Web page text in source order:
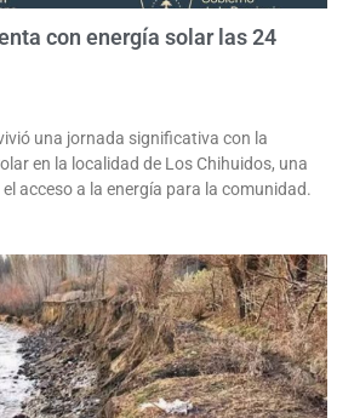
con energía solar las 24
una jornada significativa con la
en la localidad de Los Chihuidos, una
acceso a la energía para la comunidad.